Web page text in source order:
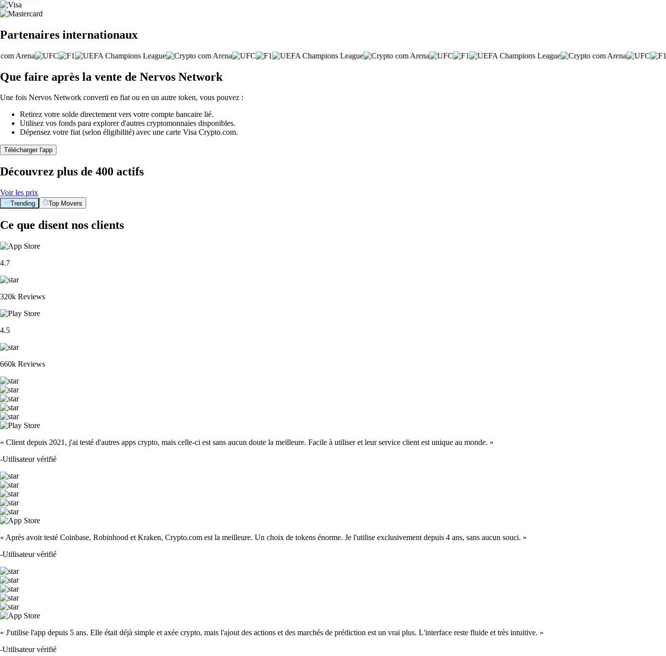
Partenaires internationaux
Que faire après la vente de Nervos Network
Une fois Nervos Network converti en fiat ou en un autre token, vous pouvez :
Retirez votre solde directement vers votre compte bancaire lié.
Utilisez vos fonds para explorer d'autres cryptomonnaies disponibles.
Dépensez votre fiat (selon éligibilité) avec une carte Visa Crypto.com.
Télécharger l'app
Découvrez plus de 400 actifs
Voir les prix
Trending Top Movers
Ce que disent nos clients
4.7
320k Reviews
4.5
660k Reviews
« Client depuis 2021, j'ai testé d'autres apps crypto, mais celle-ci est sans aucun doute la meilleure. Facile à utiliser et leur service client est unique au monde. »
-Utilisateur vérifié
« Après avoir testé Coinbase, Robinhood et Kraken, Crypto.com est la meilleure. Un choix de tokens énorme. Je l'utilise exclusivement depuis 4 ans, sans aucun souci. »
-Utilisateur vérifié
« J'utilise l'app depuis 5 ans. Elle était déjà simple et axée crypto, mais l'ajout des actions et des marchés de prédiction est un vrai plus. L'interface reste fluide et très intuitive. »
-Utilisateur vérifié